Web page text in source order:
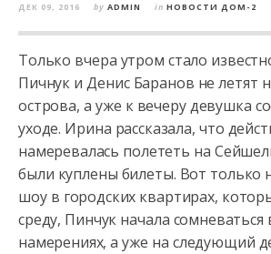
ДЕК 09, 2016 by ADMIN in НОВОСТИ ДОМ-2
Только вчера утром стало
Пичнук и Денис Баранов не летят
острова, а уже к вечеру девушка
уходе. Ирина рассказала, что
намеревалась полететь на
были куплены билеты. Вот только
шоу в городских квартирах,
среду, Пинчук начала сомневаться
намерениях, а уже на следующий